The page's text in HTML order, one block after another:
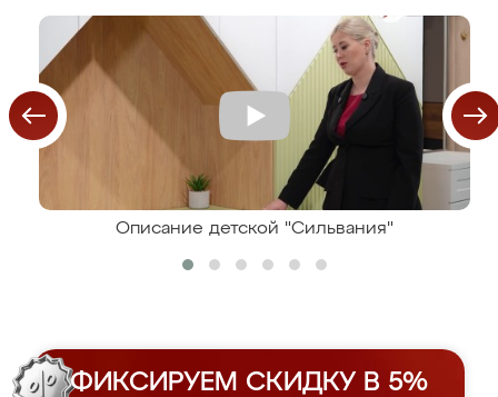
Описание детской "Сильвания"
ФИКСИРУЕМ СКИДКУ В 5%